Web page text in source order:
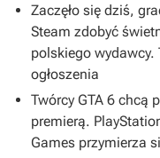
Zaczęło się dziś,
Steam zdobyć
polskiego wydawcy.
ogłoszenia
Twórcy GTA 6 chcą
premierą.
Games przymierza